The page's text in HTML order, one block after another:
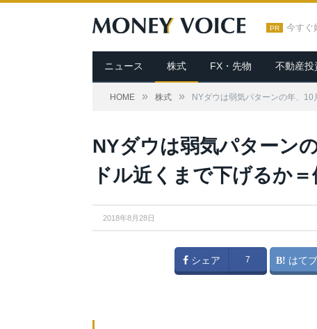
PR 今すぐ
ニュース 株式 FX・先物 不動産投
HOME » 株式 » NYダウは弱気パターンの年、
NYダウは弱気パターン
ドル近くまで下げるか
2018年8月28日
シェア 7 はてブ